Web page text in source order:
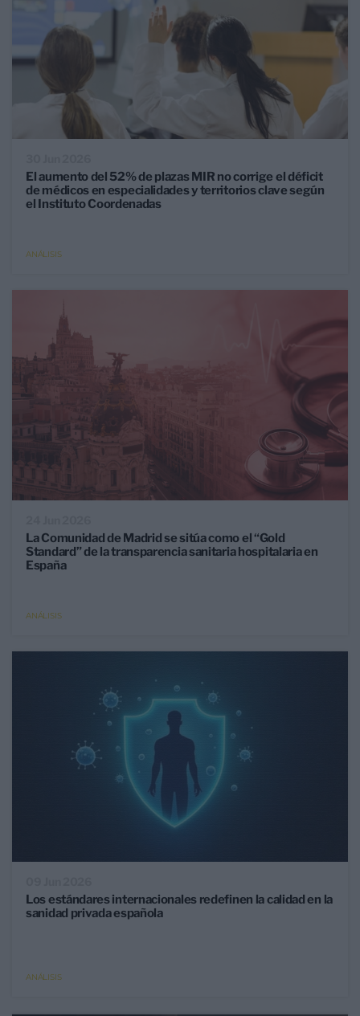
El aumento del 52% de plazas MIR no corrige el déficit
de médicos en especialidades y territorios clave según
el Instituto Coordenadas
ANÁLISIS
La Comunidad de Madrid se sitúa como el “Gold
Standard” de la transparencia sanitaria hospitalaria en
España
ANÁLISIS
Los estándares internacionales redefinen la calidad en la
sanidad privada española
ANÁLISIS